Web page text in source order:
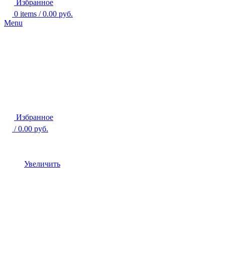
Избранное
0 items / 0.00 руб.
Menu
Избранное
/ 0.00 руб.
Увеличить